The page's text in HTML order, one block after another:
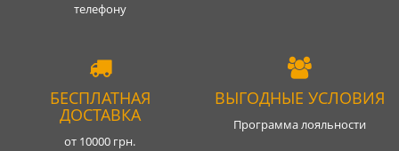
телефону
БЕСПЛАТНАЯ
ДОСТАВКА
от 10000 грн.
ВЫГОДНЫЕ УСЛОВИЯ
Программа лояльности